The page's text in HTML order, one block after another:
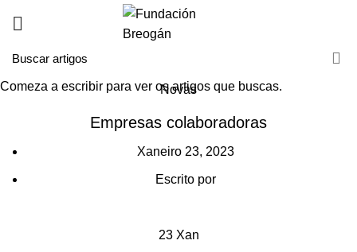
Novas
Empresas colaboradoras
Xaneiro 23, 2023
Escrito por
23 Xan
Comeza a escribir para ver os artigos que buscas.